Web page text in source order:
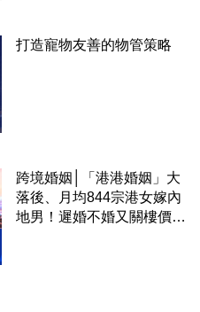
打造寵物友善的物管策略
跨境婚姻│「港港婚姻」大
落後、月均844宗港女嫁內
地男！遲婚不婚又關樓價